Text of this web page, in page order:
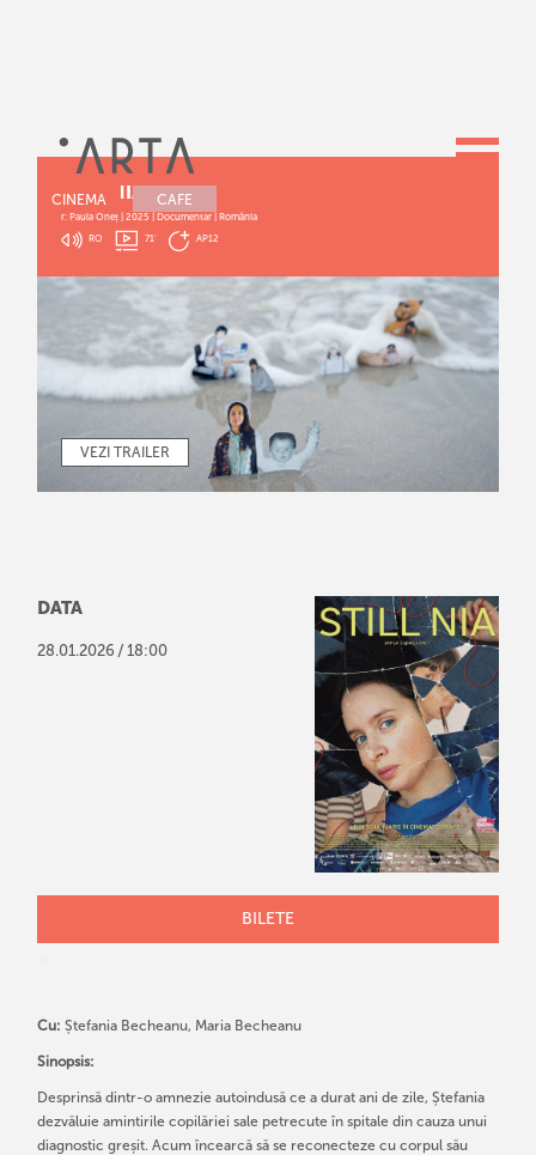
CINEMA CAFE
STILL NIA
r: Paula Oneț | 2025 | Documentar | România
RO
71' AP12
VEZI TRAILER
DATA
28.01 .2026 / 18:00
BILETE
Cu: Ștefania Becheanu, Maria Becheanu
Sinopsis:
Desprinsă dintr-o amnezie autoindusă ce a durat ani de zile, Ștefania
dezvăluie amintirile copilăriei sale petrecute în spitale din cauza unui
diagnostic greșit. Acum încearcă să se reconecteze cu corpul său